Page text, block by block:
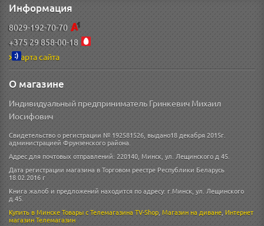
Информация
8029-192-70-70
+375 29 858-00-18
Карта сайта
О магазине
Индивидуальный предприниматель Гринкевич Михаил
Иосифович
Свидетельство о регистрации № 192581526, выдано18 декабря 2015г.
администрацией Фрунзенского района.
Адрес для почтовых отправлений: 220140, Минск, ул. Лещинского д 45.
Дата регистрации магазина в Торговом реестре Республики Беларусь
18.02.2016 г
Книга жалоб и предложений находится по адресу: г.Минск, ул. Лещинского
д.45.
Купить в МинскеТовары с Телемагазина TV-Shop,Магазин на диване,Интернет
магазинТелемагазин